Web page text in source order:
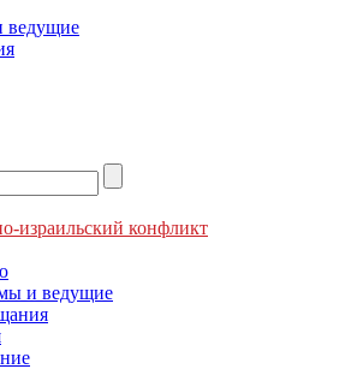
ведущие
израильский конфликт
и ведущие